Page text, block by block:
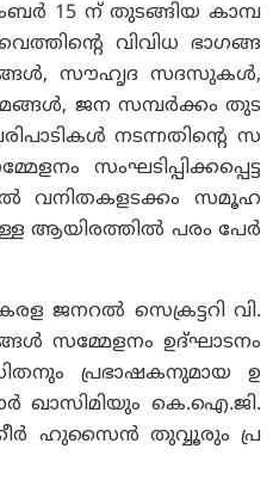
15 ന് തുടങ്ങിയ കാമ്പ
വിവിധ ഭാഗങ്ങ
സൗഹൃദ സദസുകൾ,
ജന സമ്പർക്കം തുട
നടന്നതിന്റെ സ
സംഘടിപ്പിക്കപ്പെട്ട
വനിതകളടക്കം സമൂഹ
ആയിരത്തിൽ പരം പേർ
ജനറൽ സെക്രട്ടറി വി.
സമ്മേളനം ഉദ്‌ഘാടനം
പ്രഭാഷകനുമായ ഉ
ഖാസിമിയും കെ.ഐ.ജി.
ഹുസൈൻ തുവ്വൂരും പ്ര